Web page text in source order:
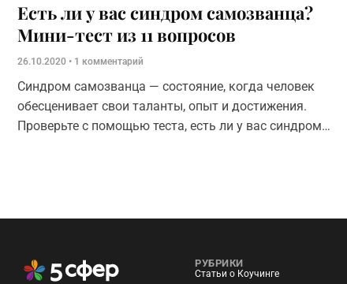
Есть ли у вас синдром самозванца?
Мини-тест из 11 вопросов
26.10.2020 1 комментарий
Синдром самозванца — состояние, когда человек
обесценивает свои таланты, опыт и достижения.
Проверьте с помощью теста, есть ли у вас синдром
РУБРИКИ
Статьи о Коучинге